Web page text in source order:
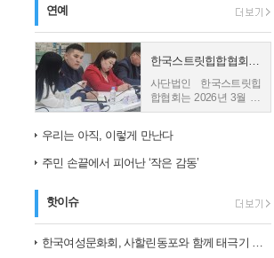
연예
한국스트릿힙합협회, 몽골 친바트 노민 재단과 업무협약 체결
사단법인 한국스트릿힙
합협회는 2026년 3월 26
일 몽골의 재단법인 친바
(MOU)을 체결했다고 밝
힙합협회와...
우리는 아직, 이렇게 만난다
주민 손끝에서 피어난 ‘작은 감동’
핫이슈
한국여성문화회, 사할린동포와 함께 태극기 그리며 ‘나라 사랑’ 되새겨